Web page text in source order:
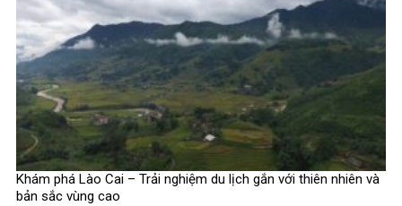
Khám phá Lào Cai – Trải nghiệm du lịch gắn với thiên nhiên và
bản sắc vùng cao